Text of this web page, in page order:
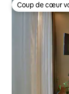
Coup de cœur
Coup de cœur